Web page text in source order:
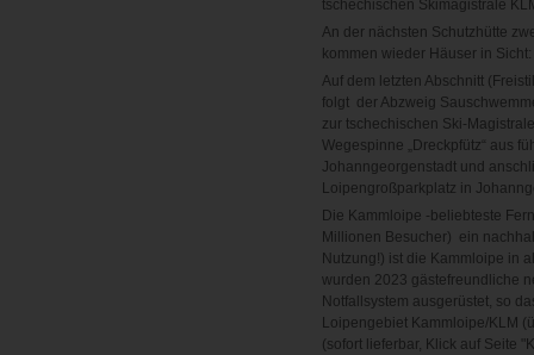
tschechischen Skimagistrale
An der nächsten Schutzhütte
kommen wieder Häuser in
Auf dem letzten Abschnitt
folgt der Abzweig
zur tschechischen Ski-
Wegespinne „Dreckpfütz“ aus
Johanngeorgenstadt und
Loipengroßparkplatz in
Die Kammloipe -beliebteste
Millionen Besucher) ein
Nutzung!) ist die Kammloipe in
wurden 2023 gästefreundliche
Notfallsystem ausgerüstet, so
Loipengebiet Kammloipe/KLM
(sofort lieferbar, Klick auf Seite